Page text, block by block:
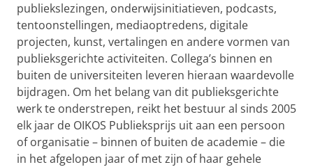
publiekslezingen, onderwijsinitiatieven, podcasts,
tentoonstellingen, mediaoptredens, digitale
projecten, kunst, vertalingen en andere vormen van
publieksgerichte activiteiten. Collega’s binnen en
buiten de universiteiten leveren hieraan waardevolle
bijdragen. Om het belang van dit publieksgerichte
werk te onderstrepen, reikt het bestuur al sinds 2005
elk jaar de OIKOS Publieksprijs uit aan een persoon
of organisatie – binnen of buiten de academie – die
in het afgelopen jaar of met zijn of haar gehele